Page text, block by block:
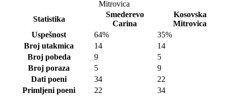
Mitrovica
Statistika
Smederevo
Carina
Kosovska
Mitrovica
Uspešnost
64%
35%
Broj utakmica
14
14
Broj pobeda
9
5
Broj poraza
5
9
Dati poeni
34
22
Primljeni poeni
22
34